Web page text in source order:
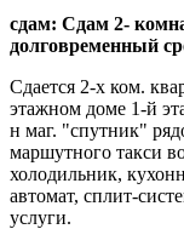
сдам: Сдам 2-
долговременный
Сдается 2-х ком.
этажном доме 1-й
н маг. "спутник"
маршутного такси
холодильник,
автомат, сплит-
услуги.